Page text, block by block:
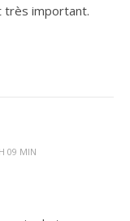
très important.
09 MIN